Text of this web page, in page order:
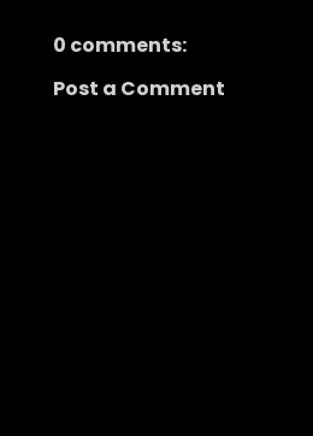
0 comments:
Post a Comment